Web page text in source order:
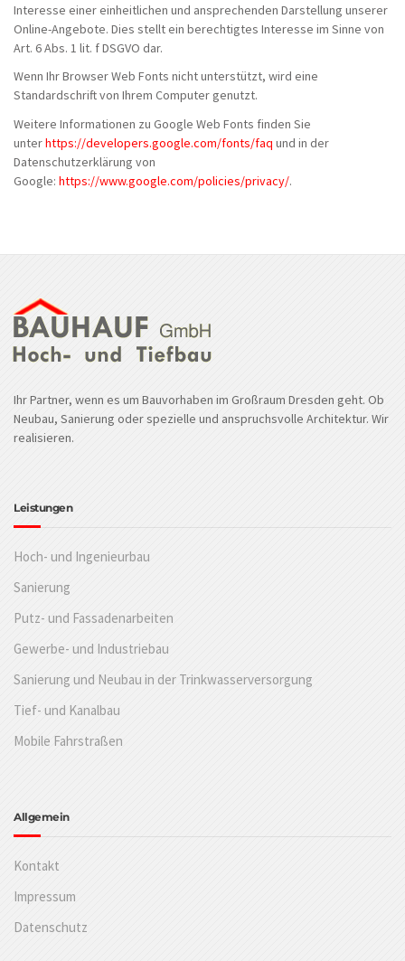
Interesse einer einheitlichen und ansprechenden Darstellung unserer
Online-Angebote. Dies stellt ein berechtigtes Interesse im Sinne von
Art. 6 Abs. 1 lit. f DSGVO dar.
Wenn Ihr Browser Web Fonts nicht unterstützt, wird eine
Standardschrift von Ihrem Computer genutzt.
Weitere Informationen zu Google Web Fonts finden Sie
unterhttps://developers.google.com/fonts/faq und in der
Datenschutzerklärung von
Google: https://www.google.com/policies/privacy/.
Ihr Partner, wenn es um Bauvorhaben im Großraum Dresden geht. Ob
Neubau, Sanierung oder spezielle und anspruchsvolle Architektur. Wir
realisieren.
Leistungen
Hoch- und Ingenieurbau
Sanierung
Putz- und Fassadenarbeiten
Gewerbe- und Industriebau
Sanierung und Neubau in der Trinkwasserversorgung
Tief- und Kanalbau
Mobile Fahrstraßen
Allgemein
Kontakt
Impressum
Datenschutz